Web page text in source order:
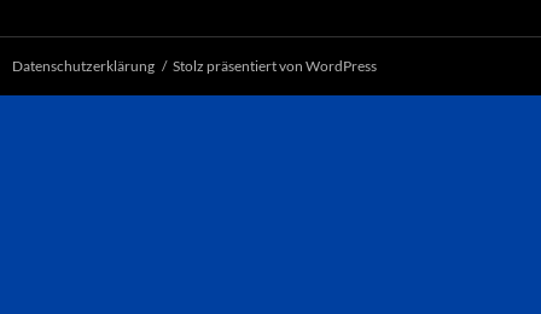
Datenschutzerklärung Stolz präsentiert von WordPress